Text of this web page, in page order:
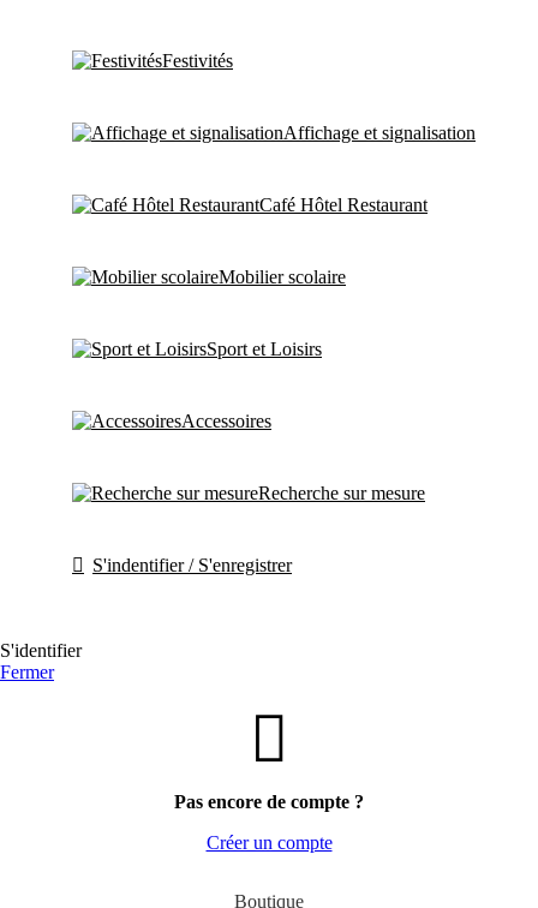
Festivités
Affichage et signalisation
Café Hôtel Restaurant
Mobilier scolaire
Sport et Loisirs
Accessoires
Recherche sur mesure
S'indentifier / S'enregistrer
S'identifier
Fermer
Pas encore de compte ?
Créer un compte
Boutique